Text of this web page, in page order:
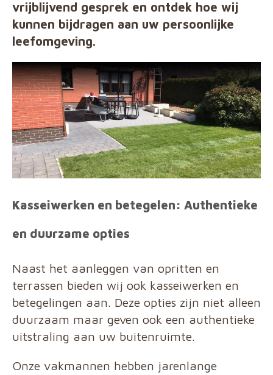
vrijblijvend gesprek en ontdek hoe wij
kunnen bijdragen aan uw persoonlijke
leefomgeving.
Kasseiwerken en betegelen: Authentieke
en duurzame opties
Naast het aanleggen van opritten en
terrassen bieden wij ook kasseiwerken en
betegelingen aan. Deze opties zijn niet alleen
duurzaam maar geven ook een authentieke
uitstraling aan uw buitenruimte.
Onze vakmannen hebben jarenlange